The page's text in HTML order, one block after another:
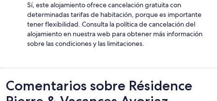
Sí, este alojamiento ofrece cancelación gratuita con
determinadas tarifas de habitación, porque es importante
tener flexibilidad. Consulta la política de cancelación del
alojamiento en nuestra web para obtener más información
sobre las condiciones y las limitaciones.
Comentarios
Comentarios sobre Résidence